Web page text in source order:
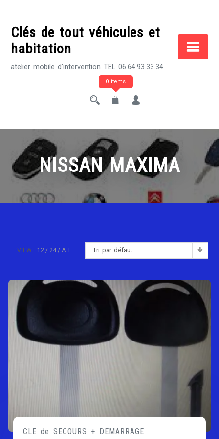
contentClés de tout véhicules et
habitation
atelier mobile d'intervention TEL 06.64.93.33.34
0 items
NISSAN MAXIMA
Tri par défaut
VIEW: 12 24 ALL:
CLE de SECOURS + DEMARRAGE